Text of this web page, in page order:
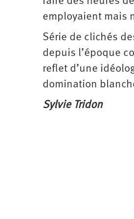
employaient mais
Série de clichés
depuis l’époque
reflet d’une
domination
Sylvie Tridon